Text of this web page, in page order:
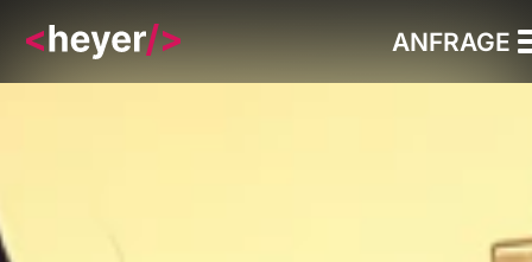
ANFRAGE